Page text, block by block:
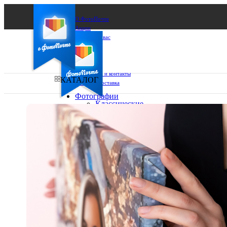
О ФотоПочте
Акции
Сделаем за вас
Бизнесу
FAQ
Франшиза
Поддержка и контакты
Оплата и доставка
Ваш город:
Ваш регион доставки
Выберите из списка:
КАТАЛОГ
Фотографии
Классические
10х15
13х18
15х15
15х20
20х20
20х30
30х30
30х40
А4
Фото